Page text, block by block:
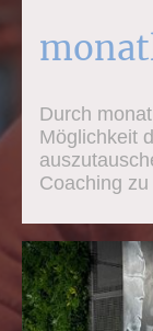
Durch
Möglichkeit
Coaching